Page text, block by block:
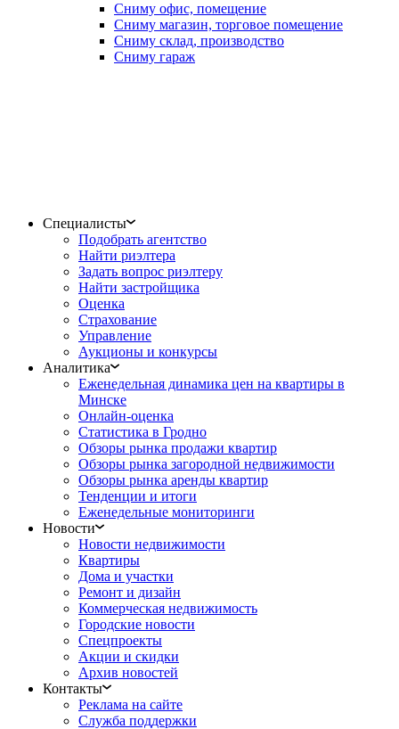
Сниму офис, помещение
Сниму магазин, торговое помещение
Сниму склад, производство
Сниму гараж
Специалисты
Подобрать агентство
Найти риэлтера
Задать вопрос риэлтеру
Найти застройщика
Оценка
Страхование
Управление
Аукционы и конкурсы
Аналитика
Еженедельная динамика цен на квартиры в
Минске
Онлайн-оценка
Статистика в Гродно
Обзоры рынка продажи квартир
Обзоры рынка загородной недвижимости
Обзоры рынка аренды квартир
Тенденции и итоги
Еженедельные мониторинги
Новости
Новости недвижимости
Квартиры
Дома и участки
Ремонт и дизайн
Коммерческая недвижимость
Городские новости
Спецпроекты
Акции и скидки
Архив новостей
Контакты
Реклама на сайте
Служба поддержки